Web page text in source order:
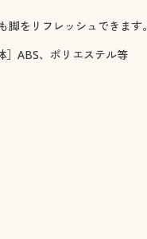
をリフレッシュできます。
ABS、ポリエステル等